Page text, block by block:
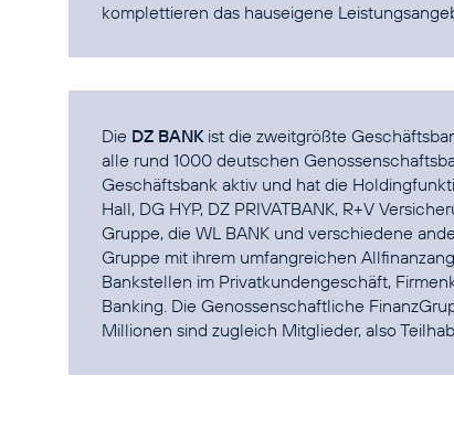
komplettieren das hauseigene
Die DZ BANKist die zweitgrößte
alle rund 1000 deutschen
Geschäftsbank aktiv und hat die
Hall, DG HYP, DZ PRIVATBANK, R+V
Gruppe, die WL BANK und verschiedene
Gruppe mit ihrem umfangreichen
Bankstellen im Privatkundengeschäft,
Banking. Die Genossenschaftliche
Millionen sind zugleich Mitglieder, also